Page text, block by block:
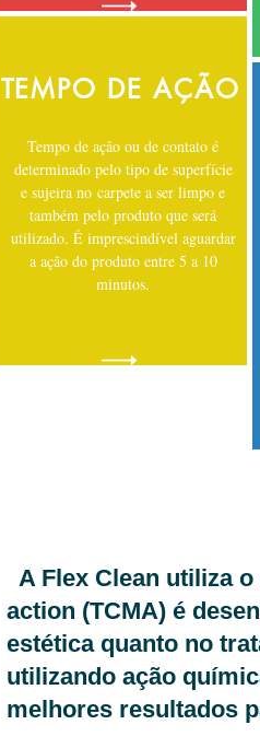
TEMPO DE AÇÃO
Tempo de ação ou de contato é
determinado pelo tipo de superfície
e sujeira no carpete a ser limpo e
também pelo produto que será
utilizado. É imprescindível aguardar
a ação do produto entre 5 a 10
minutos.
A Flex Clean utiliza
action (TCMA) é
estética quanto no
utilizando ação
melhores resultados